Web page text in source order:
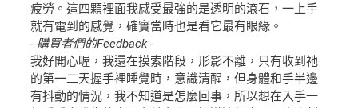
疲勞。這四顆裡面我感受最強的是透明的滾石，一上手
就有電到的感覺，確實當時也是看它最有眼緣。
- 購買者們的Feedback -
我好開心喔，我還在摸索階段，形影不離，只有收到祂
的第一二天握手裡睡覺時，意識清醒，但身體和手半邊
有抖動的情況，我不知道是怎麼回事，所以想在入手一